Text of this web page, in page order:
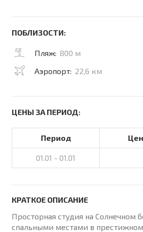
ПОБЛИЗОСТИ:
Пляж: 800 м
Аэропорт: 22,6 км
ЦЕНЫ ЗА ПЕРИОД:
Период
01.01 - 01.01
КРАТКОЕ ОПИСАНИЕ
Просторная студия на Солнечном
спальными местами в